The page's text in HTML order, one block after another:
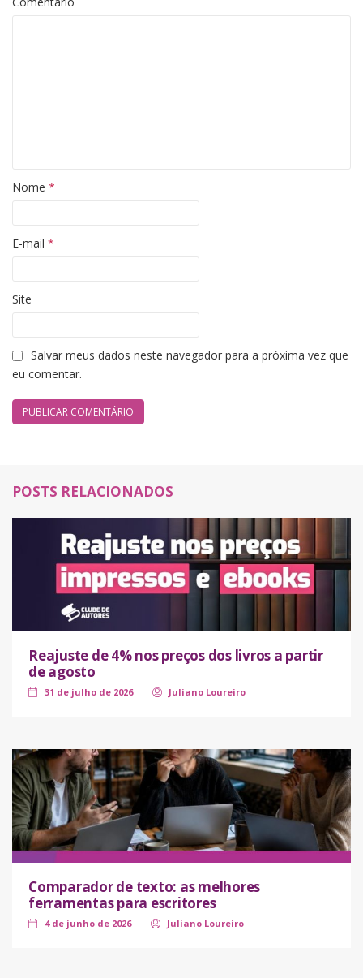
Nome *
E-mail *
Site
Salvar meus dados neste navegador para a próxima vez que
eu comentar.
POSTS RELACIONADOS
Reajuste de 4% nos preços dos livros a partir
de agosto
31 de julho de 2026 Juliano Loureiro
Comparador de texto: as melhores
ferramentas para escritores
4 de junho de 2026 Juliano Loureiro